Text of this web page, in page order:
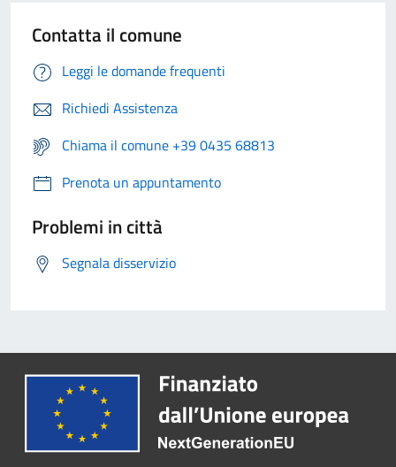
Contatta il comune
Leggi le domande frequenti
Richiedi Assistenza
Chiama il comune +39 0435 68813
Prenota un appuntamento
Problemi in città
Segnala disservizio